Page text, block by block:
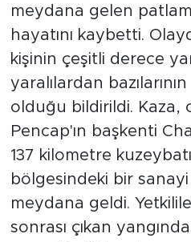
meydana gelen
hayatını kaybetti.
kişinin çeşitli derece
yaralılardan
olduğu bildirildi. Kaza,
Pencap'ın başkenti
137 kilometre
bölgesindeki bir sanayi
meydana geldi.
sonrası çıkan